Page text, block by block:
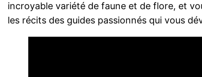
incroyable variété de faune et de flore, et
les récits des guides passionnés qui vous